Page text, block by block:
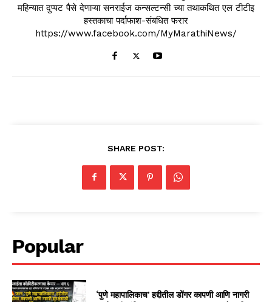
महिन्यात दुप्पट पैसे देणाऱ्या सनराईज कन्सल्टन्सी च्या तथाकथित एल टीटीइ
हस्तकाचा पर्दाफाश-संबधित फरार
https://www.facebook.com/MyMarathiNews/
SHARE POST:
Popular
‘पुणे महापालिकाच’ हद्दीतील डोंगर कापणी आणि नागरी